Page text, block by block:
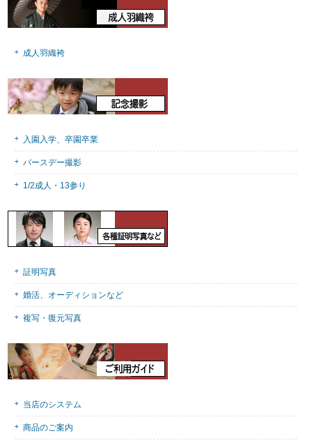
成人羽織袴
入園入学、卒園卒業
バースデー撮影
1/2成人・13参り
証明写真
婚活、オーディションなど
複写・復元写真
当店のシステム
商品のご案内